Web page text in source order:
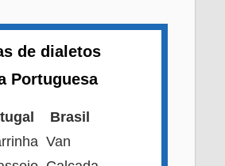
de dialetos
Portuguesa
Brasil
Van